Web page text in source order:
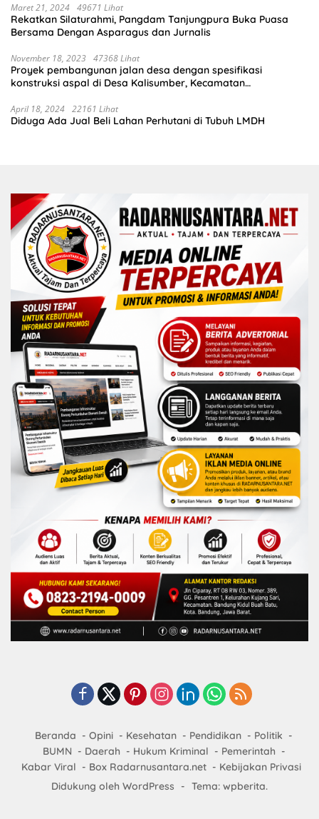
Maret 21, 2024 49671 Lihat
Rekatkan Silaturahmi, Pangdam Tanjungpura Buka Puasa
Bersama Dengan Asparagus dan Jurnalis
November 18, 2023 47368 Lihat
Proyek pembangunan jalan desa dengan spesifikasi
konstruksi aspal di Desa Kalisumber, Kecamatan
sudah selesai di tahun 2023
April 18, 2024 22161 Lihat
Diduga Ada Jual Beli Lahan Perhutani di Tubuh LMDH
Beranda Opini Kesehatan Pendidikan
Politik
BUMN
Daerah Hukum Kriminal
Pemerintah
Kabar Viral
Box Radarnusantara.net
Kebijakan Privasi
Didukung oleh WordPress
- Tema: wpberita.